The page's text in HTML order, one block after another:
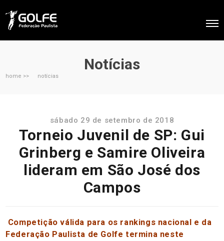
Notícias
home >> notícias
sábado 29 de setembro de 2018
Torneio Juvenil de SP: Gui
Grinberg e Samire Oliveira
lideram em São José dos
Campos
Competição válida para os rankings nacional e da
Federação Paulista de Golfe termina neste